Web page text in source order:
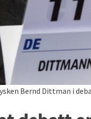
Bernd Dittman i